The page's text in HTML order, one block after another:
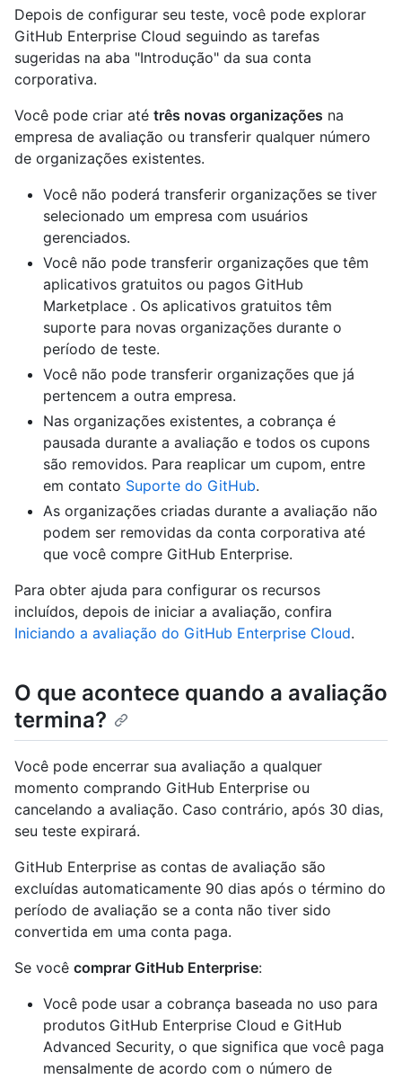
Depois de configurar seu teste, você pode explorar
GitHub Enterprise Cloud seguindo as tarefas
sugeridas na aba "Introdução" da sua conta
corporativa.
Você pode criar até três novas organizações na
empresa de avaliação ou transferir qualquer número
de organizações existentes.
Você não poderá transferir organizações se tiver
selecionado um empresa com usuários
gerenciados.
Você não pode transferir organizações que têm
aplicativos gratuitos ou pagos GitHub
Marketplace . Os aplicativos gratuitos têm
suporte para novas organizações durante o
período de teste.
Você não pode transferir organizações que já
pertencem a outra empresa.
Nas organizações existentes, a cobrança é
pausada durante a avaliação e todos os cupons
são removidos. Para reaplicar um cupom, entre
em contato Suporte do GitHub.
As organizações criadas durante a avaliação não
podem ser removidas da conta corporativa até
que você compre GitHub Enterprise.
Para obter ajuda para configurar os recursos
incluídos, depois de iniciar a avaliação, confira
Iniciando a avaliação do GitHub Enterprise Cloud.
O que acontece quando a avaliação
termina?
Você pode encerrar sua avaliação a qualquer
momento comprando GitHub Enterprise ou
cancelando a avaliação. Caso contrário, após 30 dias,
seu teste expirará.
GitHub Enterprise as contas de avaliação são
excluídas automaticamente 90 dias após o término do
período de avaliação se a conta não tiver sido
convertida em uma conta paga.
Se você comprar GitHub Enterprise:
Você pode usar a cobrança baseada no uso para
produtos GitHub Enterprise Cloud e GitHub
Advanced Security, o que significa que você paga
mensalmente de acordo com o número de